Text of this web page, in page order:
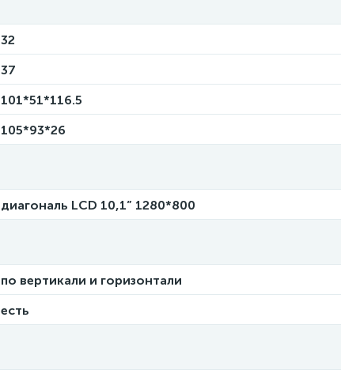
32
37
101*51*116.5
105*93*26
диагональ LCD 10,1” 1280*800
по вертикали и горизонтали
есть